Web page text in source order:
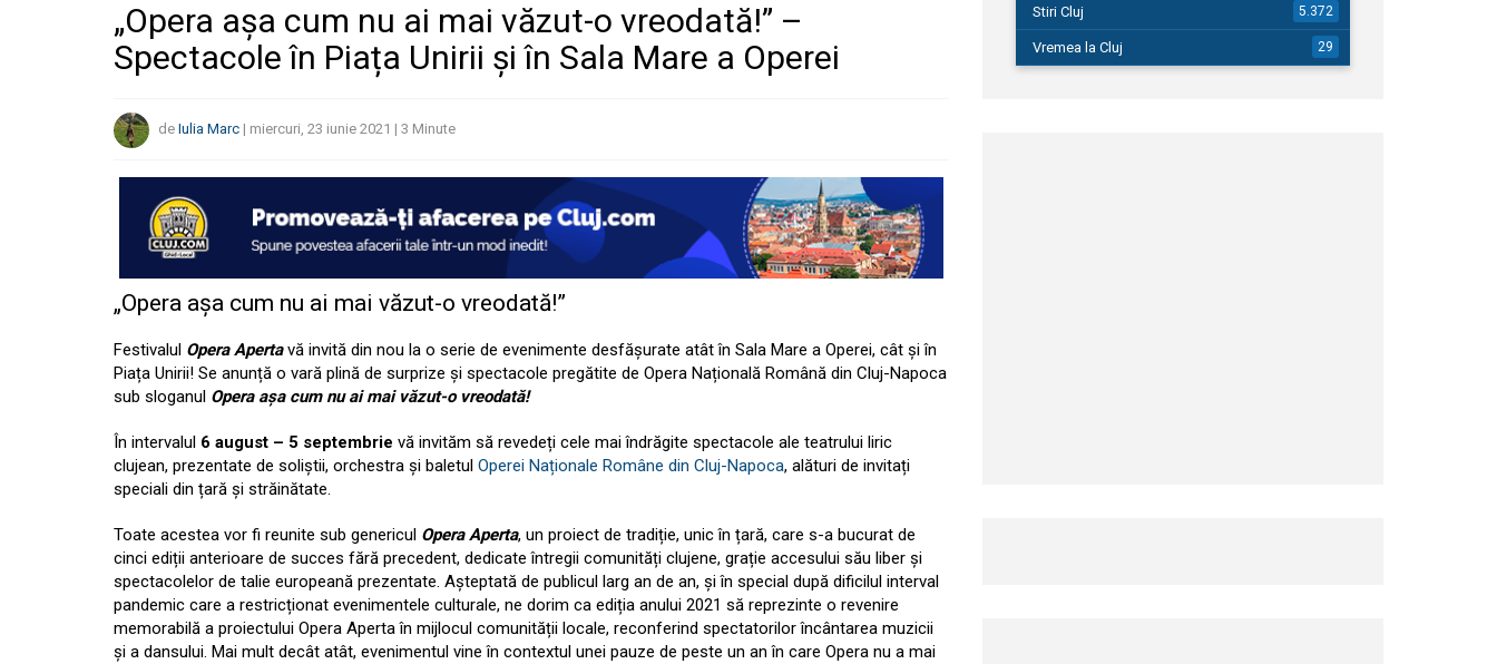
„Opera așa cum nu ai mai văzut-o vreodată!” –
Spectacole în Piața Unirii și în Sala Mare a Operei
de Iulia Marc | miercuri, 23 iunie 2021 | 3 Minute
„Opera așa cum nu ai mai văzut-o vreodată!”
Festivalul Opera Apertavă invită din nou la o serie de evenimente desfășurate atât în Sala Mare a Operei, cât și în
Piața Unirii! Se anunță o vară plină de surprize și spectacole pregătite de Opera Națională Română din Cluj-Napoca
sub sloganul Opera așa cum nu ai mai văzut-o vreodată!
În intervalul 6 august – 5 septembrie vă invităm să revedeți cele mai îndrăgite spectacole ale teatrului liric
clujean, prezentate de soliștii, orchestra și baletul Operei Naționale Române din Cluj-Napoca, alături de invitați
speciali din țară și străinătate.
Toate acestea vor fi reunite sub genericul Opera Aperta, un proiect de tradiție, unic în țară, care s-a bucurat de
cinci ediții anterioare de succes fără precedent, dedicate întregii comunități clujene, grație accesului său liber și
spectacolelor de talie europeană prezentate. Așteptată de publicul larg an de an, și în special după dificilul interval
pandemic care a restricționat evenimentele culturale, ne dorim ca ediția anului 2021 să reprezinte o revenire
memorabilă a proiectului Opera Aperta în mijlocul comunității locale, reconferind spectatorilor încântarea muzicii
și a dansului. Mai mult decât atât, evenimentul vine în contextul unei pauze de peste un an în care Opera nu a mai
Stiri Cluj 5.372
Vremea la Cluj 29